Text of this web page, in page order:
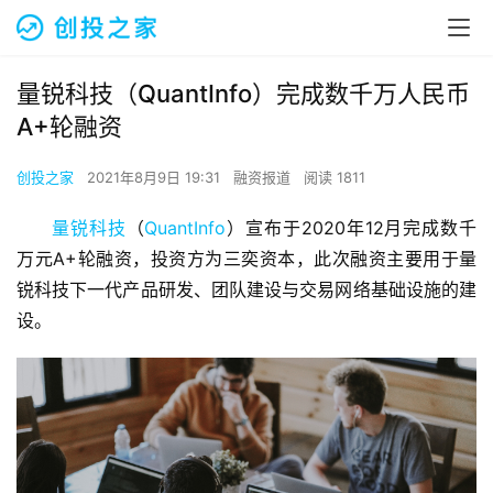
量锐科技（QuantInfo）完成数千万人民币
A+轮融资
创投之家 2021年8月9日 19:31 融资报道 阅读 1811
量锐科技 （QuantInfo）宣布于2020年12月完成数千
万元A+轮融资，投资方为三奕资本，此次融资主要用于量
锐科技下一代产品研发、团队建设与交易网络基础设施的建
设。